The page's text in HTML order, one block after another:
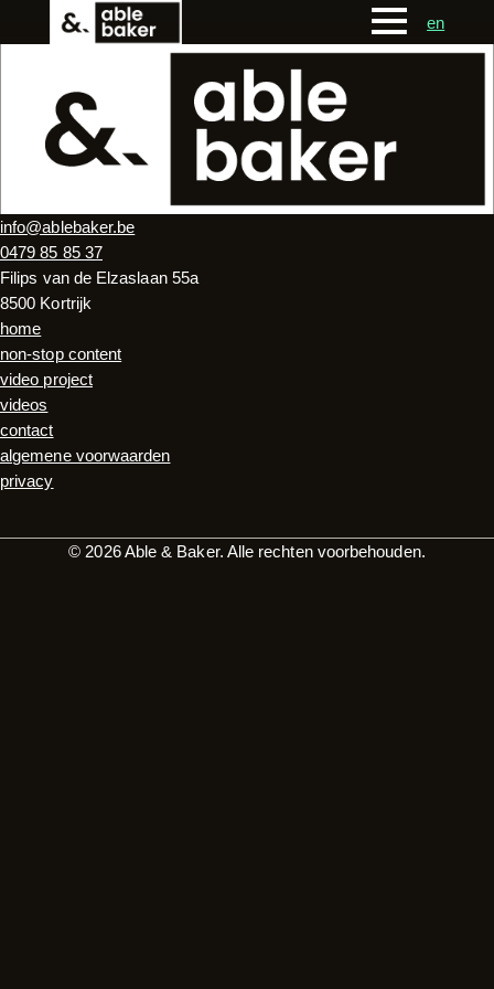
en
info@ablebaker.be
0479 85 85 37
Filips van de Elzaslaan 55a
8500 Kortrijk
home
non-stop content
video project
videos
contact
algemene voorwaarden
privacy
© 2026 Able & Baker. Alle rechten voorbehouden.